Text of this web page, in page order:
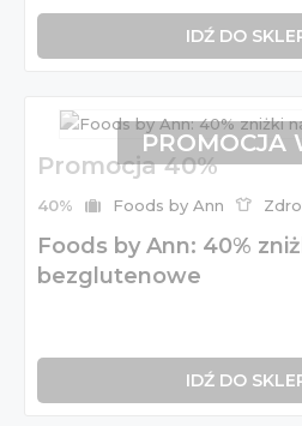
IDŹ DO
Promocja 40%
40% Foods by Ann
Foods by Ann: 40%
bezglutenowe
IDŹ DO
PROMOCJA